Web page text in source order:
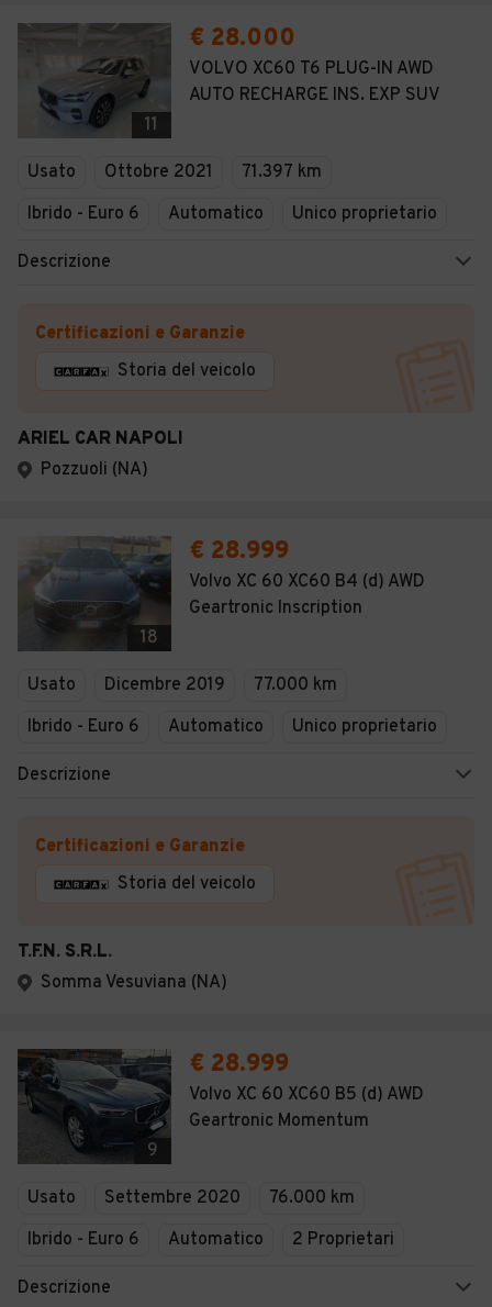
11
€ 28.000
VOLVO XC60 T6 PLUG-IN AWD
AUTO RECHARGE INS. EXP SUV
Usato Ottobre 2021
71.397 km
Ibrido - Euro 6
Automatico Unico proprietario
Descrizione
Certificazioni e Garanzie
Storia del veicolo
ARIEL CAR NAPOLI
Pozzuoli (NA)
18
€ 28.999
Volvo XC 60 XC60 B4 (d) AWD
Geartronic Inscription
Usato Dicembre 2019
77.000 km
Ibrido - Euro 6
Automatico Unico proprietario
Descrizione
Certificazioni e Garanzie
Storia del veicolo
T.F.N. S.R.L.
Somma Vesuviana (NA)
9
€ 28.999
Volvo XC 60 XC60 B5 (d) AWD
Geartronic Momentum
Usato Settembre 2020
76.000 km
Ibrido - Euro 6
Automatico 2 Proprietari
Descrizione